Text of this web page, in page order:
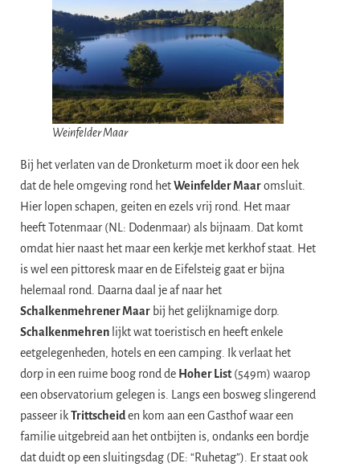
Weinfelder Maar
Bij het verlaten van de Dronketurm moet ik door een hek
dat de hele omgeving rond hetWeinfelder Maaromsluit.
Hier lopen schapen, geiten en ezels vrij rond. Het maar
heeft Totenmaar (NL: Dodenmaar) als bijnaam. Dat komt
omdat hier naast het maar een kerkje met kerkhof staat. Het
is wel een pittoresk maar en de Eifelsteig gaat er bijna
helemaal rond. Daarna daal je af naar het
Schalkenmehrener Maar bij het gelijknamige dorp.
Schalkenmehren lijkt wat toeristisch en heeft enkele
eetgelegenheden, hotels en een camping. Ik verlaat het
dorp in een ruime boog rond de Hoher List(549m) waarop
een observatorium gelegen is. Langs een bosweg slingerend
passeer ikTrittscheiden kom aan een Gasthof waar een
familie uitgebreid aan het ontbijten is, ondanks een bordje
dat duidt op een sluitingsdag (DE: “Ruhetag”). Er staat ook